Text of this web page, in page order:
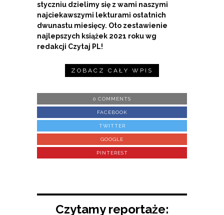
styczniu dzielimy się z wami naszymi
najciekawszymi lekturami ostatnich
dwunastu miesięcy. Oto zestawienie
najlepszych książek 2021 roku wg
redakcji Czytaj PL!
ZOBACZ CAŁY WPIS
0 COMMENTS
FACEBOOK
TWITTER
GOOGLE
PINTEREST
Czytamy reportaże: